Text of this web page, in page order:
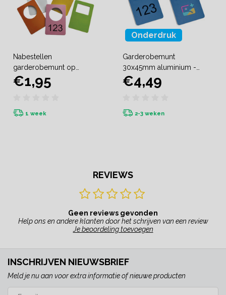
Nabestellen
garderobemunt op
voorraad
€1,95
1 week
Onderdruk
Garderobemunt
30x45mm aluminium -
per stuk
€4,49
2-3 weken
REVIEWS
Geen reviews gevonden
Help ons en andere klanten door het schrijven van een review
Je beoordeling toevoegen
INSCHRIJVEN NIEUWSBRIEF
Meld je nu aan voor extra informatie of nieuwe producten